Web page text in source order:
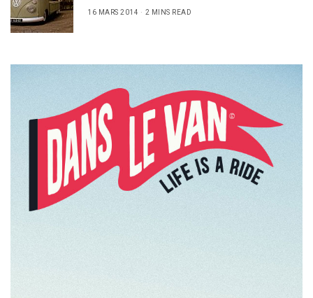
16 MARS 2014 2 MINS READ